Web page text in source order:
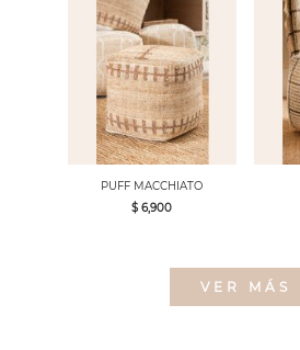
PUFF MACCHIATO
$ 6,900
VER MÁS